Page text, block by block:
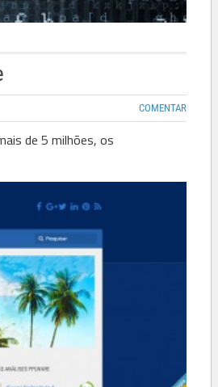
COMENTAR
de 5 milhões, os